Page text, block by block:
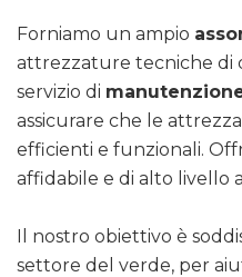
Forniamo un ampio
attrezzature tecniche di
servizio di
assicurare che le
efficienti e funzionali.
affidabile e di alto livello
Il nostro obiettivo è
settore del verde, per